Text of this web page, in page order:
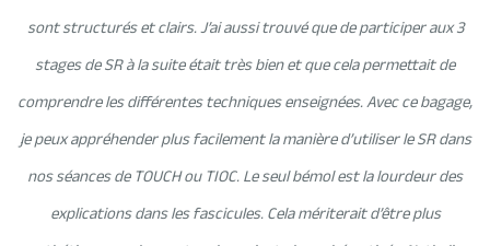
sont structurés et clairs. J’ai aussi trouvé que de participer aux 3
stages de SR à la suite était très bien et que cela permettait de
comprendre les différentes techniques enseignées. Avec ce bagage,
je peux appréhender plus facilement la manière d’utiliser le SR dans
nos séances de TOUCH ou TIOC. Le seul bémol est la lourdeur des
explications dans les fascicules. Cela mériterait d’être plus